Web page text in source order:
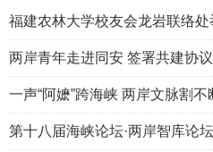
两岸青年走进同安 签署共建协议
一声“阿嬷”跨海峡 两岸文脉割不
第十八届海峡论坛·两岸智库论